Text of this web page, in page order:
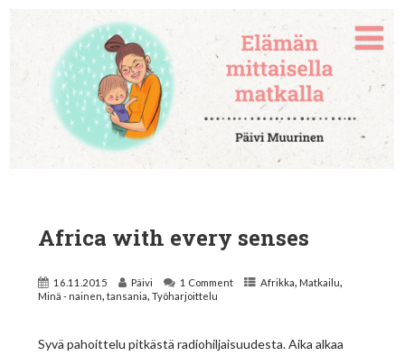
Africa with every senses
16.11.2015 Päivi 1 Comment Afrikka,Matkailu,
Minä - nainen,tansania,Työharjoittelu
Syvä pahoittelu pitkästä radiohiljaisuudesta. Aika alkaa